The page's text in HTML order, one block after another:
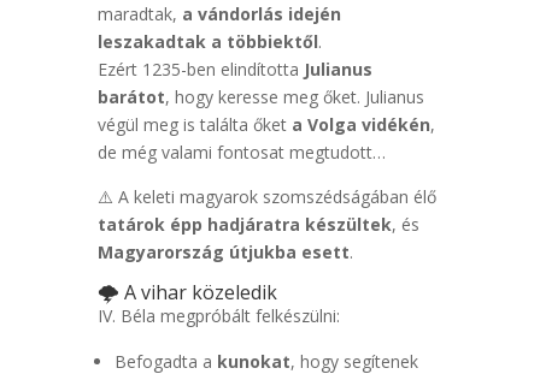
maradtak, a vándorlás idején
leszakadtak a többiektől.
Ezért 1235-ben elindította Julianus
barátot, hogy keresse meg őket. Julianus
végül meg is találta őket a Volga vidékén,
de még valami fontosat megtudott…
⚠️ A keleti magyarok szomszédságában élő
tatárok épp hadjáratra készültek, és
Magyarország útjukba esett.
🌩 A vihar közeledik
IV. Béla megpróbált felkészülni:
Befogadta a kunokat, hogy segítenek